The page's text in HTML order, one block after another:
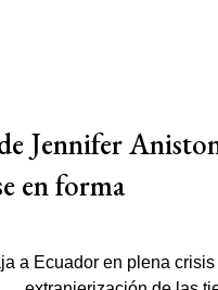
Jennifer
en forma